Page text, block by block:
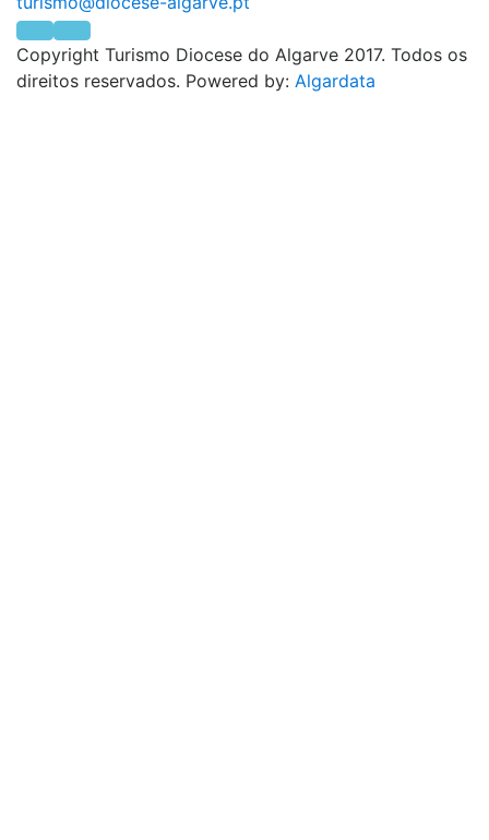
Copyright Turismo Diocese do Algarve 2017. Todos os
direitos reservados. Powered by: Algardata